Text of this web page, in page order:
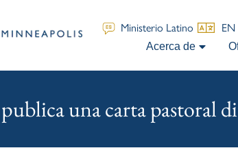
Ministerio Latino EN
Acerca de
una carta pastoral